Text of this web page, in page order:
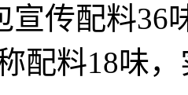
宣传配料36
配料18味